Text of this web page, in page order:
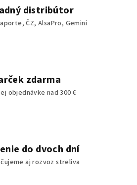
distribútor
ČZ, AlsaPro, Gemini
zdarma
objednávke nad 300 €
do dvoch dní
aj rozvoz streliva